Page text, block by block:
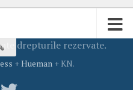
drepturile rezervate.
+Hueman + KN.